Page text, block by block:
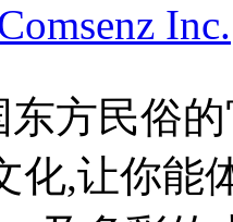
Inc.
方民俗
化,让你能